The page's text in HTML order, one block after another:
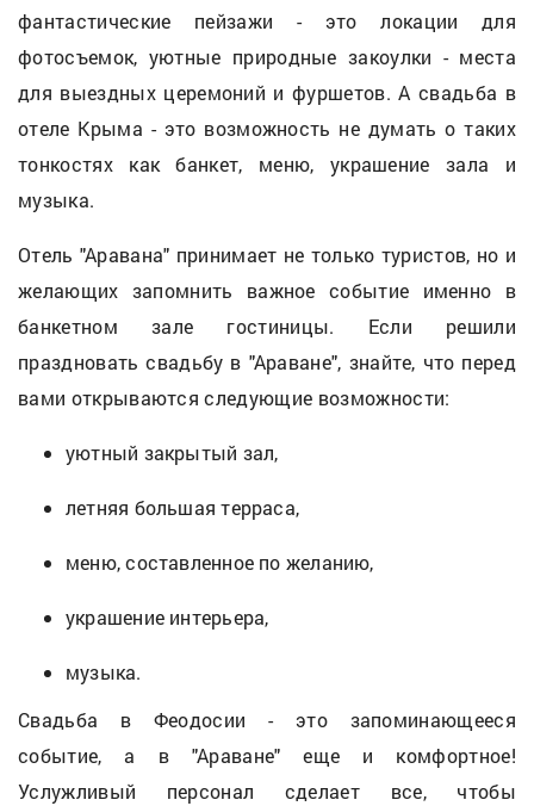
фантастические пейзажи - это локации для
фотосъемок, уютные природные закоулки - места
для выездных церемоний и фуршетов. А свадьба в
отеле Крыма - это возможность не думать о таких
тонкостях как банкет, меню, украшение зала и
музыка.
Отель "Аравана" принимает не только туристов, но и
желающих запомнить важное событие именно в
банкетном зале гостиницы. Если решили
праздновать свадьбу в "Араване", знайте, что перед
вами открываются следующие возможности:
уютный закрытый зал,
летняя большая терраса,
меню, составленное по желанию,
украшение интерьера,
музыка.
Свадьба в Феодосии - это запоминающееся
событие, а в "Араване" еще и комфортное!
Услужливый персонал сделает все, чтобы